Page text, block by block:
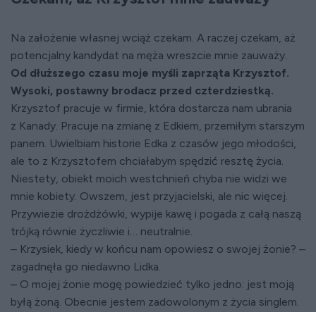
Na założenie własnej wciąż czekam. A raczej czekam, aż
potencjalny kandydat na męża wreszcie mnie zauważy.
Od dłuższego czasu moje myśli zaprząta Krzysztof.
Wysoki, postawny brodacz przed czterdziestką.
Krzysztof pracuje w firmie, która dostarcza nam ubrania
z Kanady. Pracuje na zmianę z Edkiem, przemiłym starszym
panem. Uwielbiam historie Edka z czasów jego młodości,
ale to z Krzysztofem chciałabym spędzić resztę życia.
Niestety, obiekt moich westchnień chyba nie widzi we
mnie kobiety. Owszem, jest przyjacielski, ale nic więcej.
Przywiezie drożdżówki, wypije kawę i pogada z całą naszą
trójką równie życzliwie i… neutralnie.
– Krzysiek, kiedy w końcu nam opowiesz o swojej żonie? –
zagadnęła go niedawno Lidka.
– O mojej żonie mogę powiedzieć tylko jedno: jest moją
byłą żoną. Obecnie jestem zadowolonym z życia singlem.